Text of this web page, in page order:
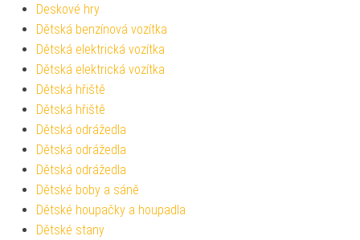
Deskové hry
Dětská benzínová vozítka
Dětská elektrická vozítka
Dětská elektrická vozítka
Dětská hřiště
Dětská hřiště
Dětská odrážedla
Dětská odrážedla
Dětská odrážedla
Dětské boby a sáně
Dětské houpačky a houpadla
Dětské stany